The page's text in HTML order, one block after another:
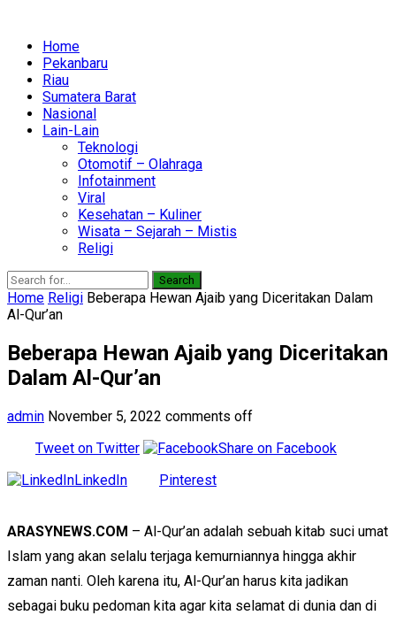
Home
Pekanbaru
Riau
Sumatera Barat
Nasional
Lain-Lain
Teknologi
Otomotif – Olahraga
Infotainment
Viral
Kesehatan – Kuliner
Wisata – Sejarah – Mistis
Religi
Search
Home Religi Beberapa Hewan Ajaib yang Diceritakan Dalam
Al-Qur’an
Beberapa Hewan Ajaib yang Diceritakan
Dalam Al-Qur’an
admin November 5, 2022 comments off
Tweet on Twitter
Share on Facebook
LinkedIn
Pinterest
ARASYNEWS.COM – Al-Qur’an adalah sebuah kitab suci umat
Islam yang akan selalu terjaga kemurniannya hingga akhir
zaman nanti. Oleh karena itu, Al-Qur’an harus kita jadikan
sebagai buku pedoman kita agar kita selamat di dunia dan di